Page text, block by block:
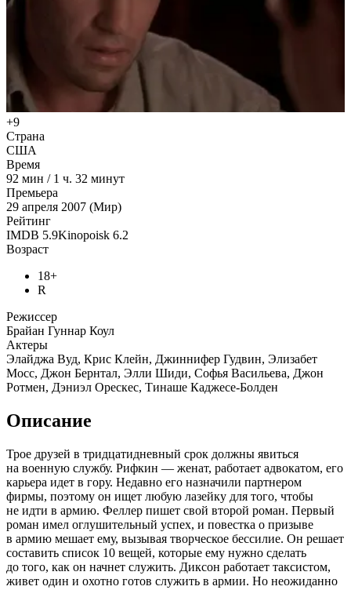
+9
Страна
США
Время
92 мин / 1 ч. 32 минут
Премьера
29 апреля 2007 (Мир)
Рейтинг
IMDB 5.9Kinopoisk 6.2
Возраст
18+
R
Режиссер
Брайан Гуннар Коул
Актеры
Элайджа Вуд, Крис Клейн, Джиннифер Гудвин, Элизабет
Мосс, Джон Бернтал, Элли Шиди, Софья Васильева, Джон
Ротмен, Дэниэл Орескес, Тинаше Каджесе-Болден
Описание
Трое друзей в тридцатидневный срок должны явиться
на военную службу. Рифкин — женат, работает адвокатом, его
карьера идет в гору. Недавно его назначили партнером
фирмы, поэтому он ищет любую лазейку для того, чтобы
не идти в армию. Феллер пишет свой второй роман. Первый
роман имел оглушительный успех, и повестка о призыве
в армию мешает ему, вызывая творческое бессилие. Он решает
составить список 10 вещей, которые ему нужно сделать
до того, как он начнет служить. Диксон работает таксистом,
живет один и охотно готов служить в армии. Но неожиданно